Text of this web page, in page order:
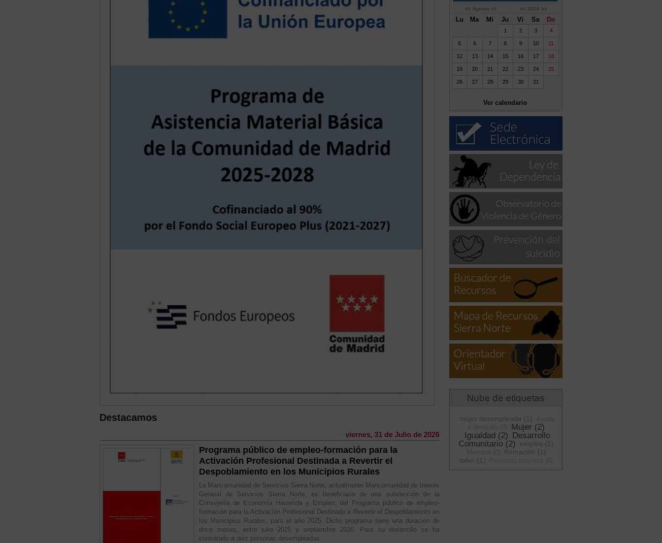
Destacamos
viernes, 31 de Julio de 2026
Programa público de empleo-formación para la
Activación Profesional Destinada a Revertir el
Despoblamiento en los Municipios Rurales
La Mancomunidad de Servicios Sierra Norte, actualmente Mancomunidad de Interés
General de Servicios Sierra Norte, es beneficiaria de una subvención de la
Consejería de Economía Hacienda y Empleo, del Programa público de empleo-
formación para la Activación Profesional Destinada a Revertir el Despoblamiento en
los Municipios Rurales, para el año 2025. Dicho programa tiene una duración de
doce meses, entre julio 2025 y septiembre 2026. Para su desarrollo se ha
contratado a diez personas desempleadas.
Agosto 2024
Lu Ma Mi Ju Vi Sa Do
1 2 3 4
5 6 7 8 9 10 11
12 13 14 15 16 17 18
19 20 21 22 23 24 25
26 27 28 29 30 31
Ver calendario
Nube de etiquetas
mujer desempleada (1)
Mujer (2)
Igualdad (2) Desarrollo
Comunitario (2)
empleo (1)
formación (1)
taller (1)